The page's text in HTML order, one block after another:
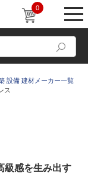
0
設備 建材メーカー一覧
ス
級感を生み出す